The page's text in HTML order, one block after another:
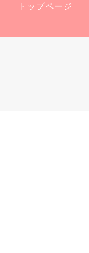
トップページ